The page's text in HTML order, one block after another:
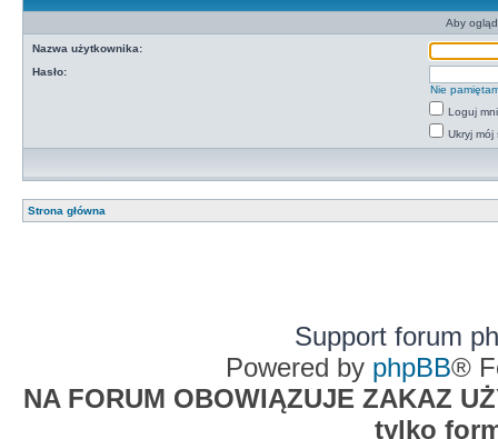
Aby
Nazwa użytkownika:
Hasło:
Nie
Loguj
Ukryj mój
Strona główna
Support forum
Powered by phpBB®
NA FORUM OBOWIĄZUJE ZAKAZ
tylko